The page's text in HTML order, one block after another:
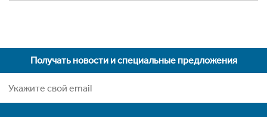
Получать новости и специальные предложения